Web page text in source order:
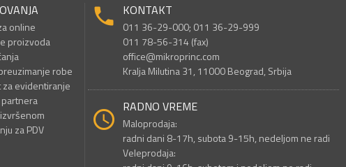
online
proizvoda
robe
za evidentiranje
za PDV
KONTAKT
011 36-29-000; 011 36-29-999
011 78-56-314 (fax)
office@mikroprinc.com
Kralja Milutina 31, 11000 Beograd, Srbija
RADNO VREME
Maloprodaja:
radni dani 8-17h, subota 9-15h, nedeljom ne radi
Veleprodaja: